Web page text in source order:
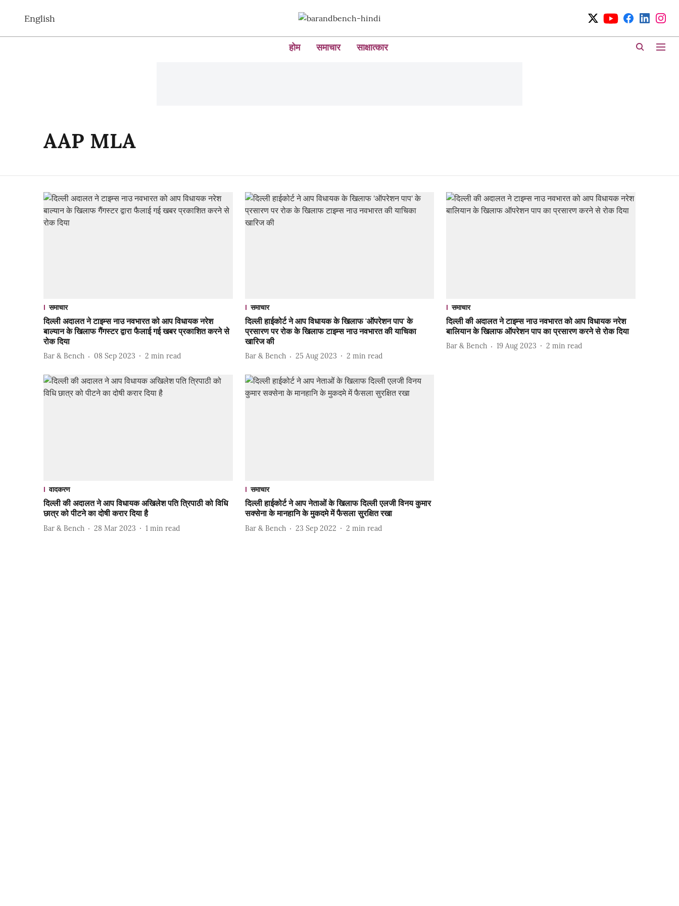
English
होम समाचार साक्षात्कार
AAP MLA
समाचार
दिल्ली अदालत ने टाइम्स नाउ नवभारत को आप विधायक नरेश
बाल्यान के खिलाफ गैंगस्टर द्वारा फैलाई गई खबर प्रकाशित करने से
रोक दिया
Bar & Bench 08 Sep 2023 2 min read
समाचार
दिल्ली हाईकोर्ट ने आप विधायक के खिलाफ 'ऑपरेशन पाप' के
प्रसारण पर रोक के खिलाफ टाइम्स नाउ नवभारत की याचिका
खारिज की
Bar & Bench 25 Aug 2023 2 min read
समाचार
दिल्ली की अदालत ने टाइम्स नाउ नवभारत को आप विधायक नरेश
बालियान के खिलाफ ऑपरेशन पाप का प्रसारण करने से रोक दिया
Bar & Bench 19 Aug 2023 2 min read
वादकरण
दिल्ली की अदालत ने आप विधायक अखिलेश पति त्रिपाठी को विधि
छात्र को पीटने का दोषी करार दिया है
Bar & Bench 28 Mar 2023 1 min read
समाचार
दिल्ली हाईकोर्ट ने आप नेताओं के खिलाफ दिल्ली एलजी विनय कुमार
सक्सेना के मानहानि के मुकदमे में फैसला सुरक्षित रखा
Bar & Bench 23 Sep 2022 2 min read